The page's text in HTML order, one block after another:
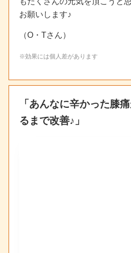
お願いします♪
（O・Tさん）
※効果には個人差があります
「あんなに辛かった膝
るまで改善♪」